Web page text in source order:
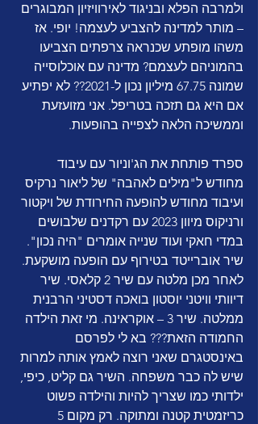
ולמרבה הפלא ובניגוד לאירוויזיון המבוגרים
– מותר למדינה להצביע לעצמה! יופי. אז
משהו מופתע שכנראה צרפתים הצביעו
בהמוניהם לעצמם? מדינה עם אוכלוסייה
שמונה 67.75 מיליון נכון ל-2021?? לא יפתיע
אם היא גם תזכה בטריפל. אני מזועזעת
וממשיכה הלאה לצפייה בהופעות.
ספרד פותחת את הג'וניור עם עיבוד
מחודש ל"מילים לאהבה" של ליאור נרקיס
ועיבוד מחודש להופעה החירודת של ויקטור
ורניקוס מיוון 2023 עם רקדנים שלבושים
במדי חאקי ועוד שנייה אומרים "היה נכון".
שיר אוברייטד בטירוף עם הופעה מושקעת.
לאחר מכן מלטה עם שיר 2 קלאסי. שיר
דיוותי וויטני יוסטון בואכה דסטיני הרבנית
ממלטה. שיר 3 – אוקראינה. מי זאת הילדה
החמודה הזאת??? בא לי לפרסם
באינסטגרם שאני רוצה לאמץ אותה למרות
שיש לה כבר משפחה. השיר גם קליט, כיפי,
ילדותי כמו שצריך להיות והילדה פשוט